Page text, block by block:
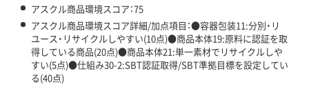
アスクル商品環境スコア：75
アスクル商品環境スコア詳細/加点項目：●容器包装11:分別・リ
ユース・リサイクルしやすい(10点)●商品本体19:原料に認証を取
得している商品(20点)●商品本体21:単一素材でリサイクルしや
すい(5点)●仕組み30-2:SBT認証取得/SBT準拠目標を設定してい
る(40点)